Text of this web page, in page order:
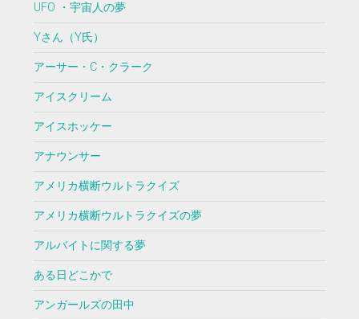
UFO ・宇宙人の夢
Yさん（Y氏）
アーサー・C・クラーク
アイスクリーム
アイスホッケー
アナウンサー
アメリカ横断ウルトラクイズ
アメリカ横断ウルトラクイズの夢
アルバイトに関する夢
ある日どこかで
アンガールズの田中